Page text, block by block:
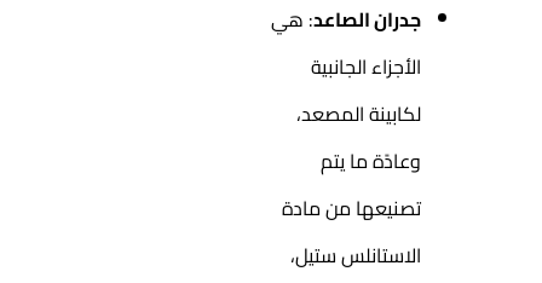
جدران الصاعد: هي
الأجزاء الجانبية
لكابينة المصعد،
وعادًة ما يتم
تصنيعها من مادة
الاستانلس ستيل،